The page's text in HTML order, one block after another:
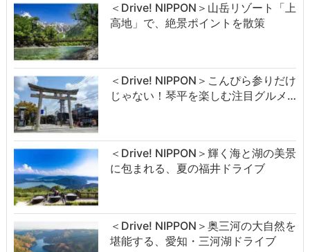
＜Drive! NIPPON＞山岳リゾート「上
高地」で、絶景ポイントを散策
＜Drive! NIPPON＞こんぴら参りだけ
じゃない！琴平を楽しむ注目グルメ…
＜Drive! NIPPON＞輝く海と湖の美景
に包まれる、夏の福井ドライブ
＜Drive! NIPPON＞奥三河の大自然を
堪能する、愛知・三河湖ドライブ